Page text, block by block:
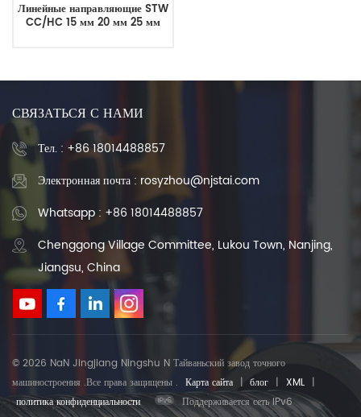
Линейные направляющие STW
CC/HC 15 мм 20 мм 25 мм
СВЯЗАТЬСЯ С НАМИ
Тел. : +86 18014488857
Электронная почта : rosyzhou@njstai.com
Whatsapp : +86 18014488857
Chenggong Village Committee, Lukou Town, Nanjing,
Jiangsu, China
© 2026 NaN Jingjiang Ningshu N Тайваньский завод точного
машиностроения .Все права защищены . Карта сайта | блог | XML |
политика конфиденциальности
Поддерживается сеть IPv6